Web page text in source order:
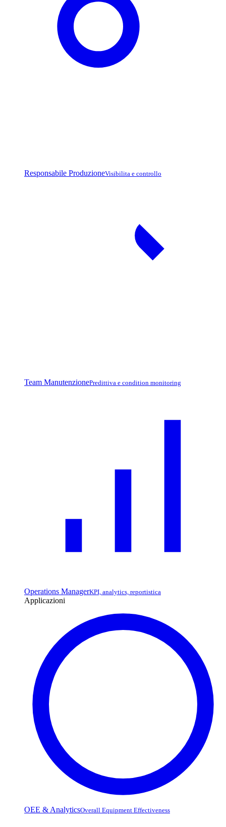
Responsabile ProduzioneVisibilita e controllo
Team ManutenzionePredittiva e condition monitoring
Operations ManagerKPI, analytics, reportistica
Applicazioni
OEE & AnalyticsOverall Equipment Effectiveness